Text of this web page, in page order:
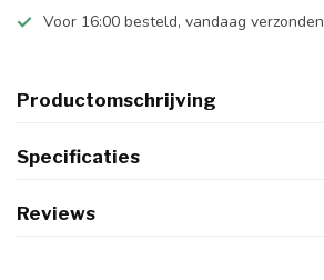
Voor 16:00 besteld, vandaag verzonden
Productomschrijving
Specificaties
Reviews